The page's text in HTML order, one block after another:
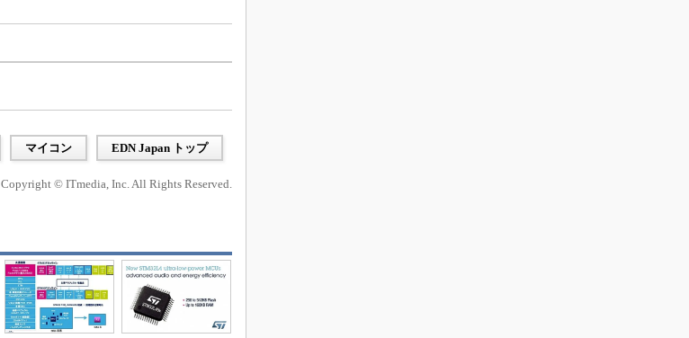
マイコン EDN Japan トップ
Copyright © ITmedia, Inc. All Rights Reserved.